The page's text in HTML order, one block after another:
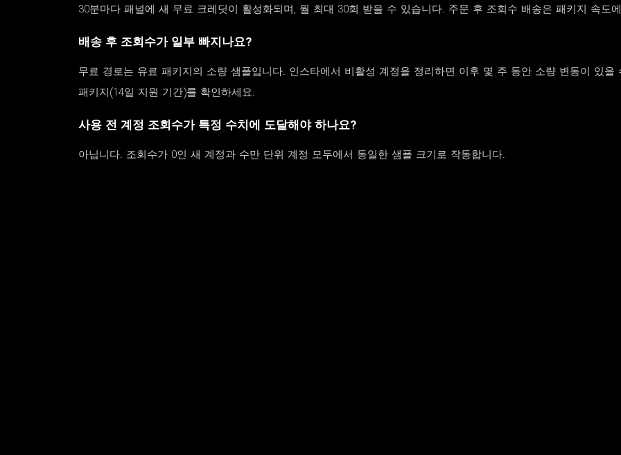
30분마다 패널에 새 무료 크레딧이 활성화되며, 월 최대 30회 받을 수 있습니다. 주문 후 조회수 배송은 패키지 속도
배송 후 조회수가 일부 빠지나요?
무료 경로는 유료 패키지의 소량 샘플입니다. 인스타에서 비활성 계정을 정리하면 이후 몇 주 동안 소량 변동이 있을
패키지(14일 지원 기간)를 확인하세요.
사용 전 계정 조회수가 특정 수치에 도달해야 하나요?
아닙니다. 조회수가 0인 새 계정과 수만 단위 계정 모두에서 동일한 샘플 크기로 작동합니다.